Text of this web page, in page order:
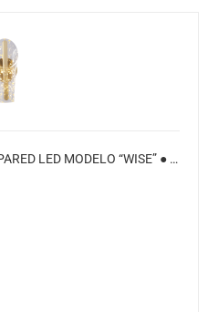
[OP-7202-12GD] APLIQUE DE PARED LED MODELO “WISE” ● Color: Cobre